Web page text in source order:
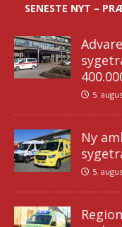
SENESTE NYT –
5.
Ny
5.